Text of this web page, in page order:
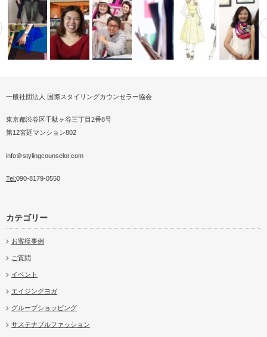
販売会
ッシ…ズクラス
九州からZO…イベント開催…
一般社団法人 国際スタイリングカウンセラー協会
東京都渋谷区千駄ヶ谷三丁目2番8号
第12宮廷マンション802
info＠stylingcounselor.com
Tel:090-8179-0550
カテゴリー
お客様事例
ご質問
イベント
エイジングヨガ
グループショッピング
サステナブルファッション